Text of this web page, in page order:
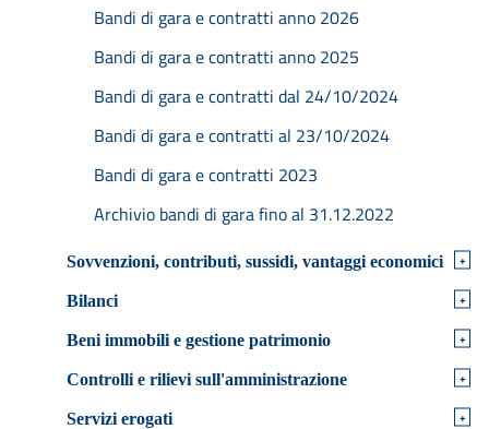
Bandi di gara e contratti anno 2026
Bandi di gara e contratti anno 2025
Bandi di gara e contratti dal 24/10/2024
Bandi di gara e contratti al 23/10/2024
Bandi di gara e contratti 2023
Archivio bandi di gara fino al 31.12.2022
Sovvenzioni, contributi, sussidi, vantaggi economici +
Bilanci +
Beni immobili e gestione patrimonio +
Controlli e rilievi sull'amministrazione +
Servizi erogati +